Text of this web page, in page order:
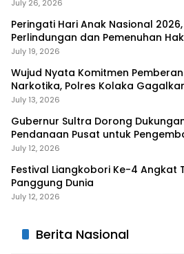
July 26, 2026
Peringati Hari Anak Nasional
Perlindungan dan Pemenuhan
July 19, 2026
Wujud Nyata Komitmen
Narkotika, Polres Kolaka
Sabu-Sabu
July 13, 2026
Gubernur Sultra Dorong
Pendanaan Pusat untuk
Liangkobhori
July 12, 2026
Festival Liangkobori Ke-4 Angkat
Panggung Dunia
July 12, 2026
Berita Nasional